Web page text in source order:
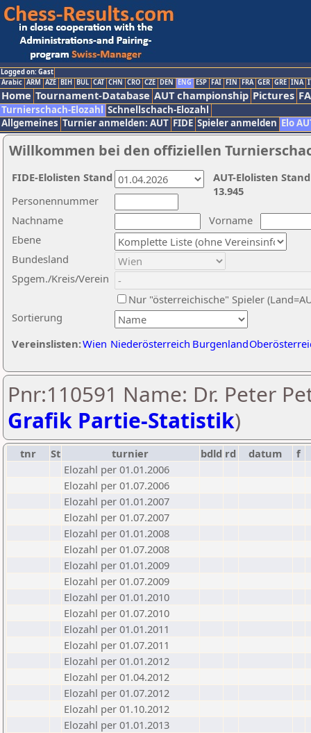
Logged on: Gast
Arabic ARM AZE BIH BUL CAT CHN CRO CZE DEN ENG ESP FAI FIN FRA GER GRE INA
Home Tournament-Database AUT championship Pictures
Turnierschach-Elozahl Schnellschach-Elozahl
Allgemeines Turnier anmelden: AUT FIDE Spieler anmelden Elo
Willkommen bei den offiziellen
Nachname
Vorname
Ebene
Sortierung
Personennummer
Bundesland
Spgem./Kreis/Verein
Nur "österreichische" Spieler
Vereinslisten:Wien Niederösterreich Burgenland
AUT-Elolisten
13.945
FIDE-Elolisten Stand
Pnr:110591 Name: Dr. Peter
Grafik Partie-Statistik)
tnr St turnier bdld rd datum
f
Elozahl per 01.01.2006
Elozahl per 01.07.2006
Elozahl per 01.01.2007
Elozahl per 01.07.2007
Elozahl per 01.01.2008
Elozahl per 01.07.2008
Elozahl per 01.01.2009
Elozahl per 01.07.2009
Elozahl per 01.01.2010
Elozahl per 01.07.2010
Elozahl per 01.01.2011
Elozahl per 01.07.2011
Elozahl per 01.01.2012
Elozahl per 01.04.2012
Elozahl per 01.07.2012
Elozahl per 01.10.2012
Elozahl per 01.01.2013